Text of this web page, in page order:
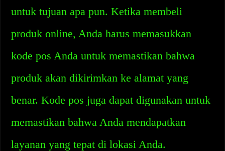
untuk tujuan apa pun. Ketika membeli
produk online, Anda harus memasukkan
kode pos Anda untuk memastikan bahwa
produk akan dikirimkan ke alamat yang
benar. Kode pos juga dapat digunakan untuk
memastikan bahwa Anda mendapatkan
layanan yang tepat di lokasi Anda.